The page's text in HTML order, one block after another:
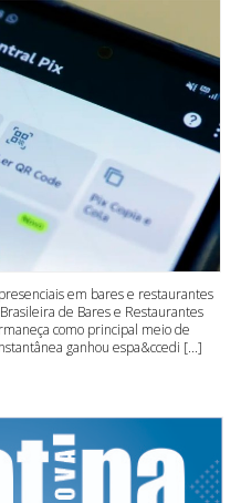
em bares e restaurantes
de Bares e Restaurantes
como principal meio de
ganhou espa&ccedi [...]